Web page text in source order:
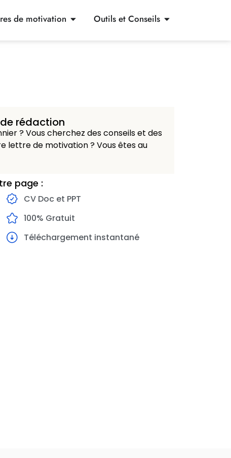
de motivation Outils et Conseils
rédaction
? Vous cherchez des conseils et des
lettre de motivation ? Vous êtes au
page :
CV Doc et PPT
100% Gratuit
Téléchargement instantané